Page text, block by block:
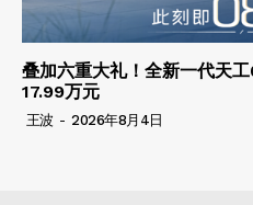
叠加六重大礼！全新一代天
17.99万元
王波 - 2026年8月4日